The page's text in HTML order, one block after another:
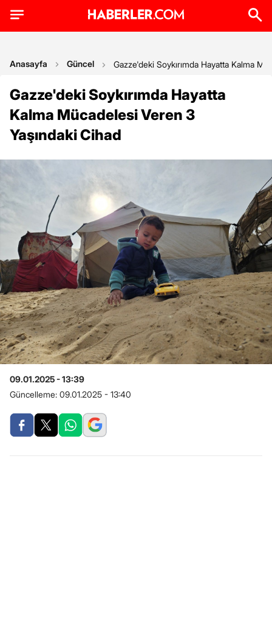
Anasayfa Güncel Gazze'deki Soykırımda Hayatta Kalma
Gazze'deki Soykırımda Hayatta
Kalma Mücadelesi Veren 3
Yaşındaki Cihad
09.01.2025 - 13:39
Güncelleme: 09.01.2025 - 13:40